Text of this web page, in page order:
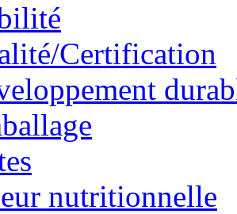
Certification
nutritionnelle